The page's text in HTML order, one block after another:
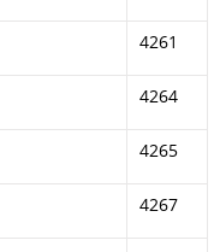
4261
4264
4265
4267